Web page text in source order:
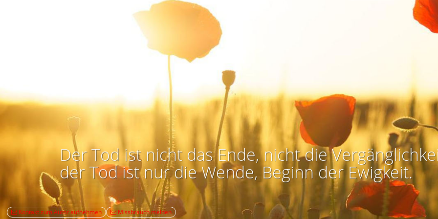
Der Tod ist nicht das Ende, nicht die
der Tod ist nur die Wende, Beginn der Ewigkeit.
Kontakt zum Autor aufnehmen Missbrauch melden